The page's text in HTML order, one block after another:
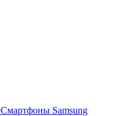
Смартфоны Samsung